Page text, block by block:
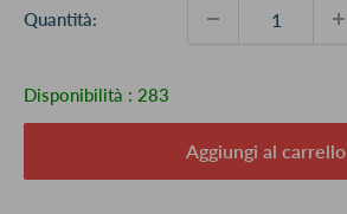
Quantità:
Disponibilità : 283
Aggiungi al carrello